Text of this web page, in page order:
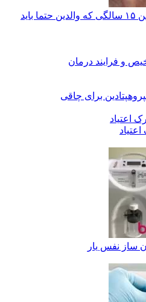
مراقبت های بعد از واکسن ۱۵ سالگی که والدین حتما باید
و فرایند درمان
برای چاقی
ساز نفس یار